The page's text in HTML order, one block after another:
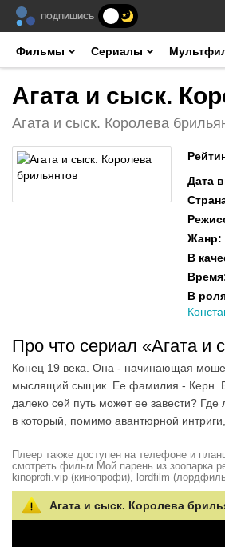
ПОДПИШИСЬ
Фильмы Сериалы
Агата и сыск.
Агата и сыск. Королева
Дата
Жанр:
В
Время
В
Про что сериал «Агата и
Конец 19 века. Она - начинающая
мыслящий сыщик. Ее фамилия - Керн.
далеко сей путь может ее завести?
в который, помимо авантюрной
Плеер также доступен на телефоне и
смотреть фильм Мой парень из зоопарка
kinoprofi.vip (кинопрофи), lordfilm
Агата и сыск. Королева